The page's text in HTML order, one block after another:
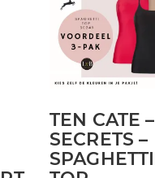
TEN CATE –
SECRETS –
SPAGHETTI